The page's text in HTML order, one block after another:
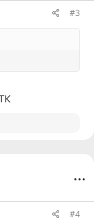
#3
...
#4